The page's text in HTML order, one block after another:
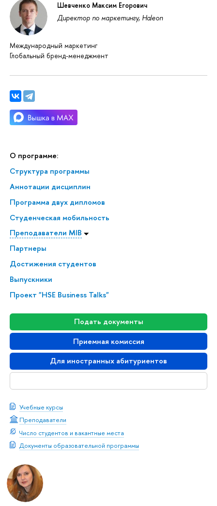
О программе:
Структура программы
Аннотации дисциплин
Программа двух дипломов
Студенческая мобильность
Преподаватели MIB
Партнеры
Достижения студентов
Выпускники
Проект "HSE Business Talks"
Подать документы
Приемная комиссия
Для иностранных абитуриентов
Учебные курсы
Преподаватели
Число студентов и вакантные места
Документы образовательной программы
Шевченко Максим Егорович
Директор по маркетингу, Haleon
Международный маркетинг
Глобальный бренд-менеджмент